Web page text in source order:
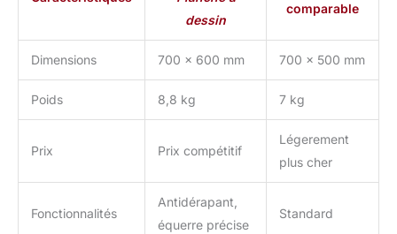
dessin
comparable
Dimensions 700 x 600 mm 700 x 500 mm
Poids 8,8 kg 7 kg
Prix Prix compétitif
Légerement
plus cher
Fonctionnalités
Antidérapant,
équerre précise
Standard